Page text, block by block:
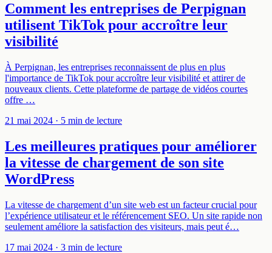
Comment les entreprises de Perpignan
utilisent TikTok pour accroître leur
visibilité
À Perpignan, les entreprises reconnaissent de plus en plus
l'importance de TikTok pour accroître leur visibilité et attirer de
nouveaux clients. Cette plateforme de partage de vidéos courtes
offre …
21 mai 2024 · 5 min de lecture
Les meilleures pratiques pour améliorer
la vitesse de chargement de son site
WordPress
La vitesse de chargement d’un site web est un facteur crucial pour
l’expérience utilisateur et le référencement SEO. Un site rapide non
seulement améliore la satisfaction des visiteurs, mais peut é…
17 mai 2024 · 3 min de lecture